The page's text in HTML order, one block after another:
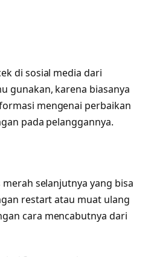
di sosial media dari
gunakan, karena biasanya
mengenai perbaikan
pada pelanggannya.
merah selanjutnya yang bisa
restart atau muat ulang
cara mencabutnya dari